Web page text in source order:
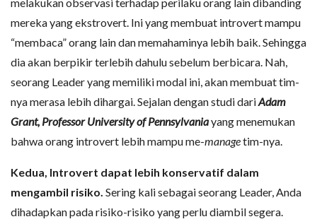
mereka yang ekstrovert. Ini yang membuat introvert mampu
“membaca” orang lain dan memahaminya lebih baik. Sehingga
dia akan berpikir terlebih dahulu sebelum berbicara. Nah,
seorang Leader yang memiliki modal ini, akan membuat tim-
nya merasa lebih dihargai. Sejalan dengan studi dariAdam
Grant, Professor University of Pennsylvaniayang menemukan
bahwa orang introvert lebih mampu me-managetim-nya.
Kedua, Introvert dapat lebih konservatif dalam
mengambil risiko. Sering kali sebagai seorang Leader, Anda
dihadapkan pada risiko-risiko yang perlu diambil segera.